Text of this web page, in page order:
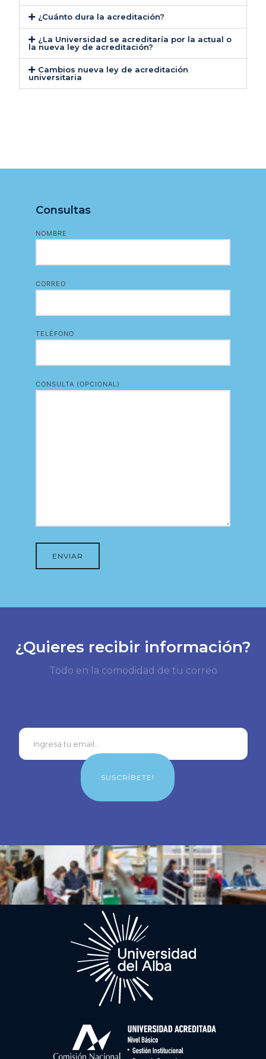
¿Cuánto dura la acreditación?
¿La Universidad se acreditaría por la actual o
la nueva ley de acreditación?
Cambios nueva ley de acreditación
universitaria
Consultas
NOMBRE
CORREO
TELÉFONO
CONSULTA (OPCIONAL)
¿Quieres recibir información?
Todo en la comodidad de tu correo